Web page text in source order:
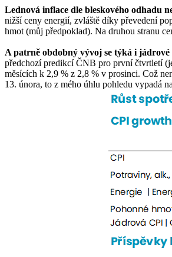
Lednová inflace dle bleskového odhadu
nižší ceny energií, zvláště díky převedení
hmot (můj předpoklad). Na druhou stranu
A patrně obdobný vývoj se týká i
předchozí predikcí ČNB pro první čtvrtletí
měsících k 2,9 % z 2,8 % v prosinci. Což
13. února, to z mého úhlu pohledu vypadá